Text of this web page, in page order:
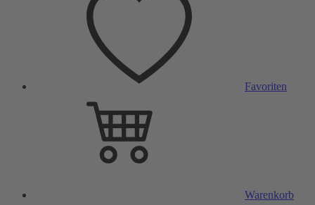
Favoriten
Warenkorb